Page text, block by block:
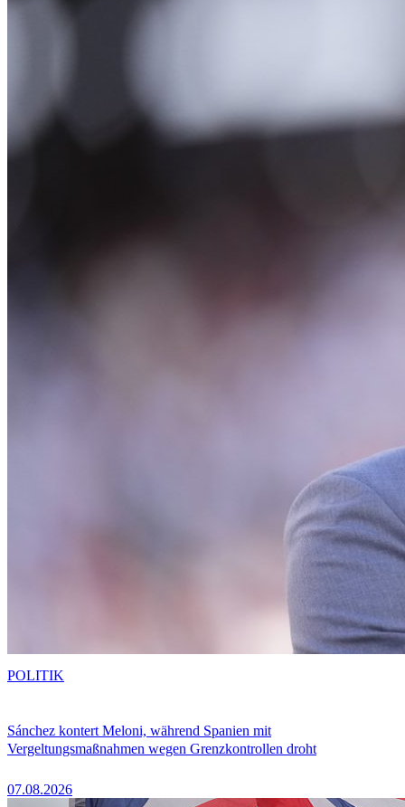
Sánchez kontert Meloni, während Spanien mit
Vergeltungsmaßnahmen wegen Grenzkontrollen droht
07.08.2026
POLITIK